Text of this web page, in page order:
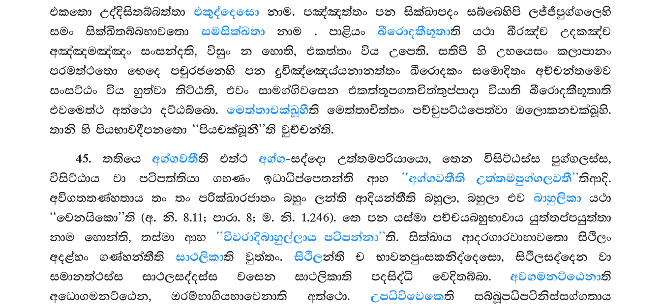
එකතො උද්දිසිතබ්බත්තා එකුද්දෙසො නාම. පඤ්ඤත්තං පන සික්ඛාපදං සබ්බෙහිපි ලජ්ජීපුග්ගලෙහි
සමං සික්ඛිතබ්බභාවතො සමසික්ඛතා නාම . පාළියං ඛීරොදකීභූතාති යථා ඛීරඤ්චඋදකඤ්ච
අඤ්ඤමඤ්ඤං සංසන්දති, විසුං න හොති, එකත්තං විය උපෙති. සතිපි හි උභයෙසං කලාපානං
පරමත්ථතො භෙදෙ පචුරජනෙහි පන දුවිඤ්ඤෙය්යනානත්තං ඛීරොදකං සමොදිතං අච්චන්තමෙව
සංසට්ඨං විය හුත්වා තිට්ඨති, එවං සාමග්ගිවසෙන එකත්තූපගතචිත්තුප්පාදා වියාති ඛීරොදකීභූතාති
එවමෙත්ථ අත්ථො දට්ඨබ්බො. මෙත්තාචක්ඛූහීති මෙත්තාචිත්තං පච්චුපට්ඨපෙත්වා ඔලොකනචක්ඛූහි.
තානි හි පියභාවදීපනතො ‘‘පියචක්ඛූනී’’ති වුච්චන්ති.
45. තතියෙ අග්ගවතීති එත්ථ අග්ග-සද්දො උත්තමපරියායො, තෙන විසිට්ඨස්ස පුග්ගලස්ස,
විසිට්ඨාය වා පටිපත්තියා ගහණං ඉධාධිප්පෙතන්ති ආහ ‘‘අග්ගවතීති උත්තමපුග්ගලවතී’’තිආදි.
අවිගතතණ්හතාය තං තං පරික්ඛාරජාතං බහුං ලන්ති ආදියන්තීති බහුලා, බහුලා එව බාහුලිකා යථා
‘‘වෙනයිකො’’ති (අ. නි. 8.11; පාරා. 8; ම. නි. 1.246). තෙ පන යස්මා පච්චයබහුභාවාය යුත්තප්පයුත්තා
නාම හොන්ති, තස්මා ආහ ‘‘චීවරාදිබාහුල්ලාය පටිපන්නා’’ති. සික්ඛාය ආදරගාරවාභාවතො සිථිලං
අදළ්හං ගණ්හන්තීතිසාථලිකාති වුත්තං. සිථිලන්ති ච භාවනපුංසකනිද්දෙසො, සිථිලසද්දෙන වා
සමානත්ථස්ස සාථලසද්දස්ස වසෙන සාථලිකාති පදසිද්ධි වෙදිතබ්බා. අවගමනට්ඨෙනාති
අධොගමනට්ඨෙන, ඔරම්භාගියභාවෙනාති අත්ථො. උපධිවිවෙකෙති සබ්බූපධිපටිනිස්සග්ගතාය